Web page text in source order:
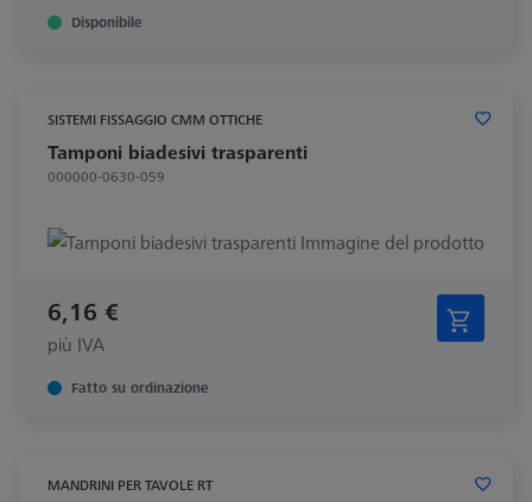
Disponibile
SISTEMI FISSAGGIO CMM OTTICHE
Tamponi biadesivi trasparenti
000000-0630-059
6,16 €
più IVA
Fatto su ordinazione
MANDRINI PER TAVOLE RT